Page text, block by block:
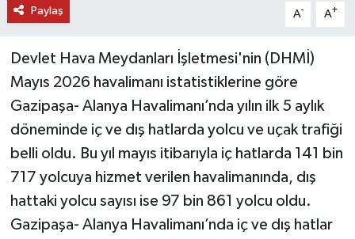
Paylaş A- A+
Devlet Hava Meydanları İşletmesi'nin (DHMİ)
Mayıs 2026 havalimanı istatistiklerine göre
Gazipaşa- Alanya Havalimanı’nda yılın ilk 5 aylık
döneminde iç ve dış hatlarda yolcu ve uçak trafiği
belli oldu. Bu yıl mayıs itibarıyla iç hatlarda 141 bin
717 yolcuya hizmet verilen havalimanında, dış
hattaki yolcu sayısı ise 97 bin 861 yolcu oldu.
Gazipaşa- Alanya Havalimanı’nda iç ve dış hatlar
YAZARLAR
RESMİ İLAN
MAGAZİN